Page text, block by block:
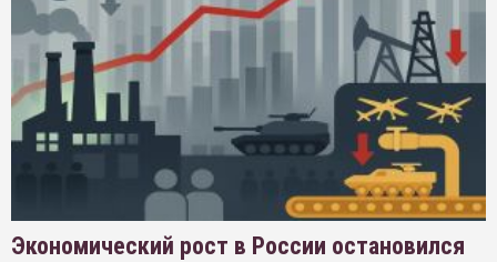
Экономический рост в России остановился